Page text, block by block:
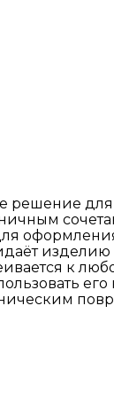
для
к
его